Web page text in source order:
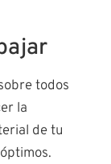
todos
la
de tu